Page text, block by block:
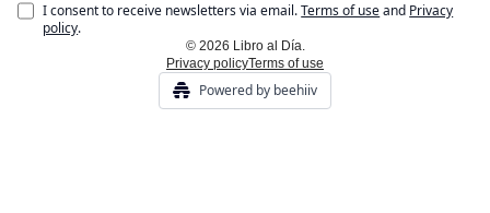
I consent to receive newsletters via email.Terms of useand Privacy
policy.
© 2026 Libro al Día.
Privacy policyTerms of use
Powered by beehiiv